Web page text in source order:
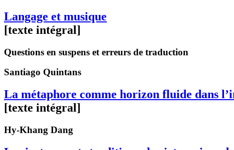
Langage et musique
[texte intégral]
Questions en suspens et erreurs de traduction
Santiago Quintans
La métaphore comme horizon fluide dans
[texte intégral]
Hy-Khang Dang